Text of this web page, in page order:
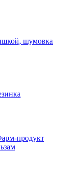
шумовка
продукт